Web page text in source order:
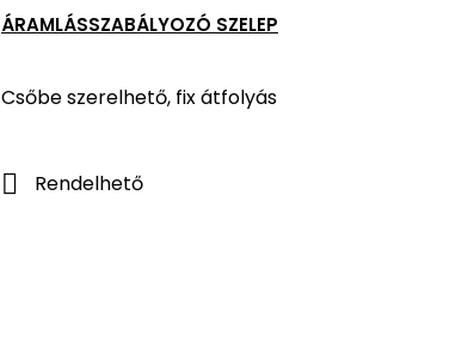
ÁRAMLÁSSZABÁLYOZÓ SZELEP
Csőbe szerelhető, fix átfolyás
 Rendelhető